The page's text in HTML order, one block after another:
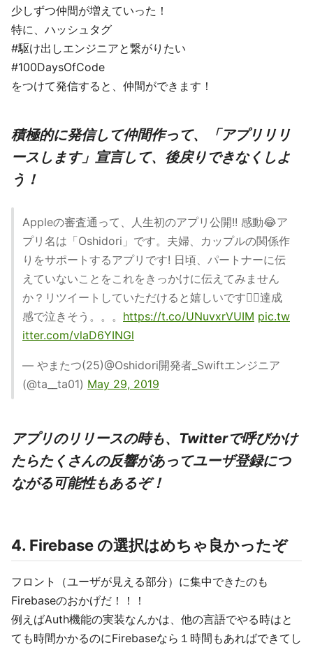
少しずつ仲間が増えていった！
特に、ハッシュタグ
#駆け出しエンジニアと繋がりたい
#100DaysOfCode
をつけて発信すると、仲間ができます！
積極的に発信して仲間作って、「アプリリリ
ースします」宣言して、後戻りできなくしよ
う！
Appleの審査通って、人生初のアプリ公開!! 感動😂ア
プリ名は「Oshidori」です。夫婦、カップルの関係作
りをサポートするアプリです! 日頃、パートナーに伝
えていないことをこれをきっかけに伝えてみません
か？リツイートしていただけると嬉しいです🙇‍♂️達成
感で泣きそう。。。 https://t.co/UNuvxrVUIM pic.tw
itter.com/vlaD6YINGl
— やまたつ(25)@Oshidori開発者_Swiftエンジニア
(@ta__ta01) May 29, 2019
アプリのリリースの時も、Twitterで呼びかけ
たらたくさんの反響があってユーザ登録につ
ながる可能性もあるぞ！
4. Firebase の選択はめちゃ良かったぞ
フロント（ユーザが見える部分）に集中できたのも
Firebaseのおかげだ！！！
例えばAuth機能の実装なんかは、他の言語でやる時はと
ても時間かかるのにFirebaseなら１時間もあればできてし